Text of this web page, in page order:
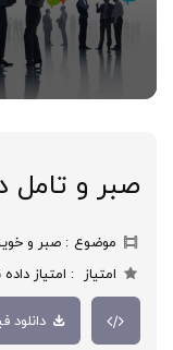
صبر و تامل
موضوع
صبر و
امتیاز
امتیاز
دانلود